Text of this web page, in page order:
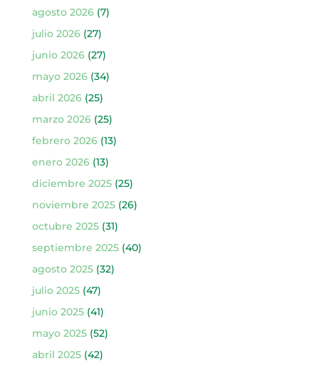
agosto 2026(7)
julio 2026(27)
junio 2026(27)
mayo 2026(34)
abril 2026(25)
marzo 2026(25)
febrero 2026(13)
enero 2026(13)
diciembre 2025(25)
noviembre 2025(26)
octubre 2025(31)
septiembre 2025(40)
agosto 2025(32)
julio 2025(47)
junio 2025(41)
mayo 2025(52)
abril 2025(42)